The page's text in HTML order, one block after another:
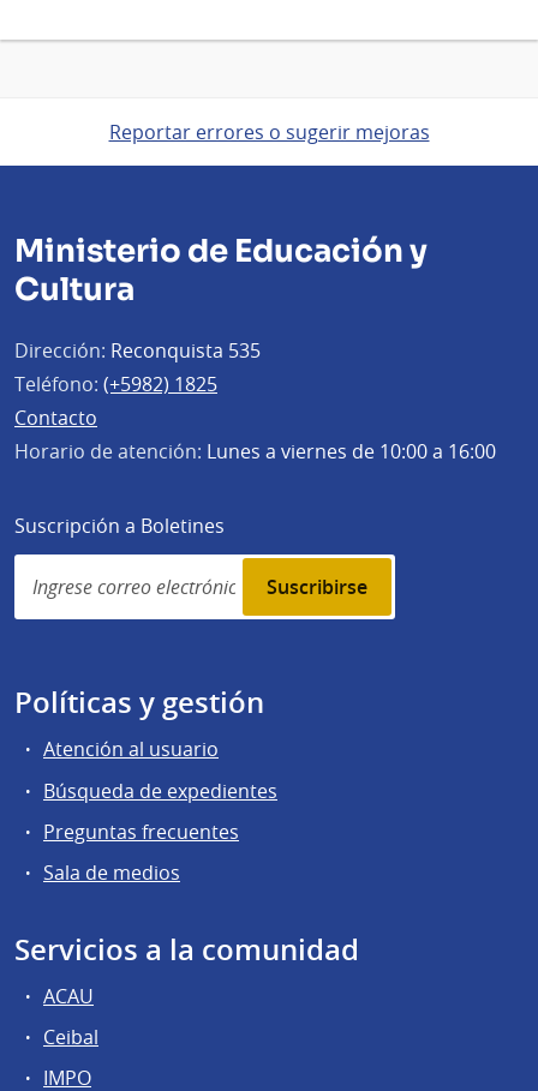
Reportar errores o sugerir mejoras
Ministerio de Educación y
Cultura
Dirección: Reconquista 535
Teléfono: (+5982) 1825
Contacto
Horario de atención: Lunes a viernes de 10:00 a 16:00
Suscripción a Boletines
Simplenews
subscription
Políticas y gestión
Atención al usuario
Búsqueda de expedientes
Preguntas frecuentes
Sala de medios
Servicios a la comunidad
ACAU
Ceibal
IMPO